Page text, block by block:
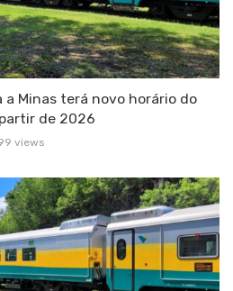
a Minas terá novo horário do
de 2026
views